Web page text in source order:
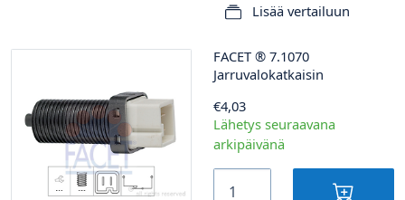
Lisää vertailuun
FACET ® 7.1070
Jarruvalokatkaisin
€4,03
Lähetys seuraavana
arkipäivänä